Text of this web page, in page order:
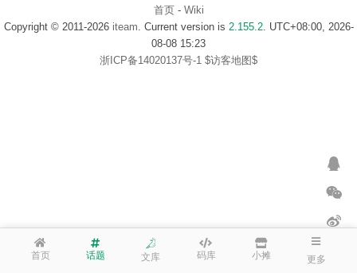
首页 话题 文库 码库 小摊 更多
首页- Wiki
Copyright © 2011-2026 iteam . Current version is 2.155.2. UTC+08:00, 2026-
08-08 15:23
浙ICP备14020137号-1 $访客地图$